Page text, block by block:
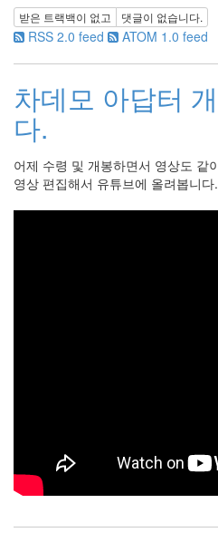
받은 트랙백이 없고 댓글이 없습니다.
RSS 2.0 feed ATOM 1.0 feed
차데모 아답터
다.
어제 수령 및 개봉하면서 영상도 같
영상 편집해서 유튜브에 올려봅니다.
eclipse
1
psp
4
질
5
기
0
메
전
기